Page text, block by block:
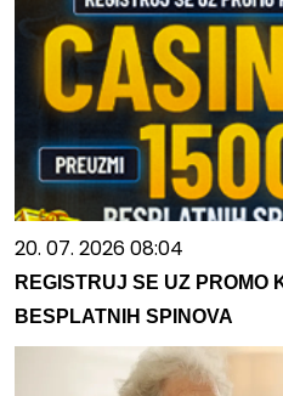
20. 07. 2026 08:04
REGISTRUJ SE UZ PROMO
BESPLATNIH SPINOVA